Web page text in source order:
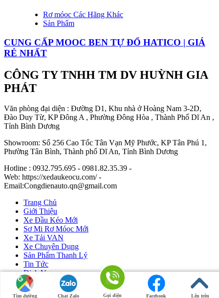
Rơ móoc Các Hãng Khác
Sản Phẩm
CUNG CẤP MOOC BEN TỰ ĐỔ HATICO | GIÁ
RẺ NHẤT
CÔNG TY TNHH TM DV HUỲNH GIA
PHÁT
Văn phòng đại diện : Đường D1, Khu nhà ở Hoàng Nam 3-2D,
Đào Duy Từ, KP Đông A , Phường Đông Hòa , Thành Phố Dĩ An ,
Tỉnh Bình Dương
Showroom: Số 256 Cao Tốc Tân Vạn Mỹ Phước, KP Tân Phú 1,
Phường Tân Bình, Thành phố Dĩ An, Tỉnh Bình Dương
Hotline : 0932.795.695 - 0981.82.35.39 -
Web: https://xedaukeocu.com/ -
Email:Congdienauto.qn@gmail.com
Tìm đường Chat Zalo Gọi điện Facebook Lên trên
Trang Chủ
Giới Thiệu
Xe Đầu Kéo Mới
Sơ Mi Rơ Móoc Mới
Xe Tải VAN
Xe Chuyên Dụng
Sản Phẩm Thanh Lý
Tin Tức
Dịch Vụ
Liên Hệ